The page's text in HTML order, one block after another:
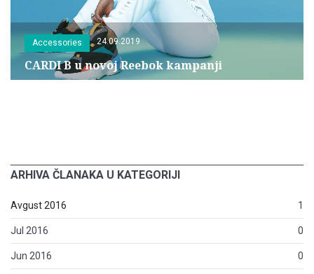
Accessories 24.09.2019
CARDI B u novoj Reebok kampanji
ARHIVA ČLANAKA U KATEGORIJI
Avgust 2016 1
Jul 2016 0
Jun 2016 0